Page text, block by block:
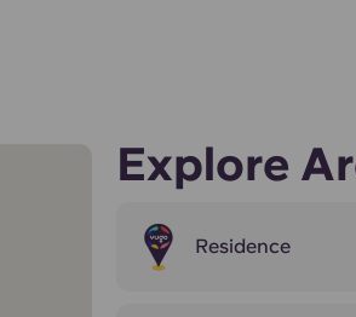
Explore
Residence